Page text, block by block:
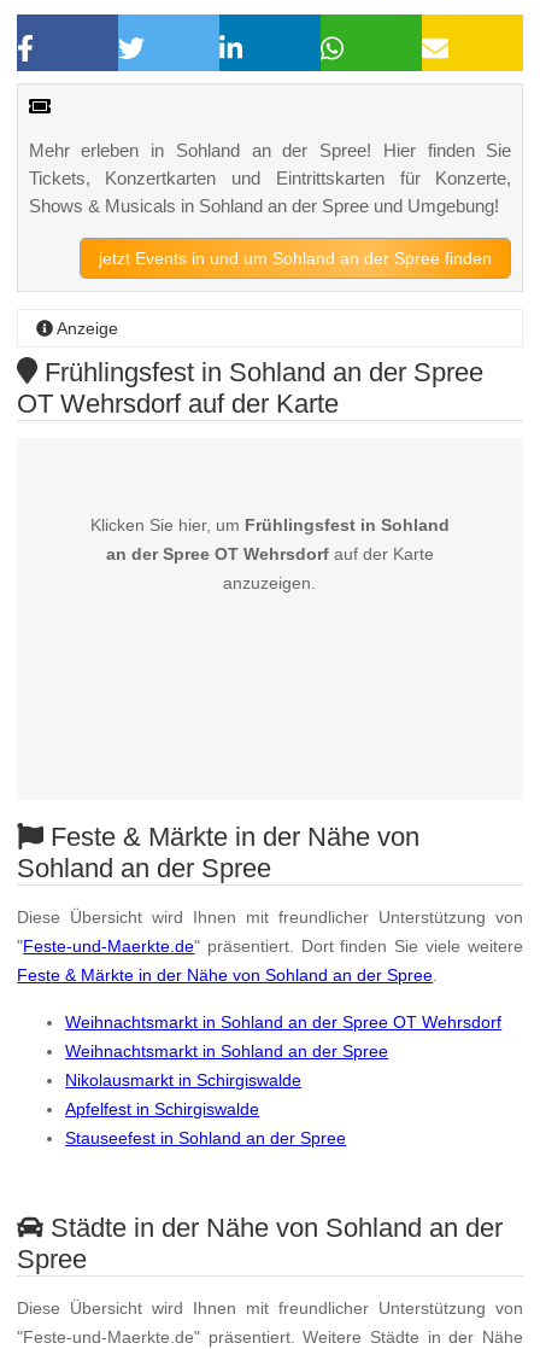
Mehr erleben in Sohland an der Spree! Hier finden Sie
Tickets, Konzertkarten und Eintrittskarten für Konzerte,
Shows & Musicals in Sohland an der Spree und Umgebung!
jetzt Events in und um Sohland an der Spree finden
Anzeige
Frühlingsfest in Sohland an der Spree
OT Wehrsdorf auf der Karte
Klicken Sie hier, um Frühlingsfest in Sohland
an der Spree OT Wehrsdorfauf der Karte
anzuzeigen.
Feste & Märkte in der Nähe von
Sohland an der Spree
Diese Übersicht wird Ihnen mit freundlicher Unterstützung von
"Feste-und-Maerkte.de" präsentiert. Dort finden Sie viele weitere
Feste & Märkte in der Nähe von Sohland an der Spree.
Weihnachtsmarkt in Sohland an der Spree OT Wehrsdorf
Weihnachtsmarkt in Sohland an der Spree
Nikolausmarkt in Schirgiswalde
Apfelfest in Schirgiswalde
Stauseefest in Sohland an der Spree
Städte in der Nähe von Sohland an der
Spree
Diese Übersicht wird Ihnen mit freundlicher Unterstützung von
"Feste-und-Maerkte.de" präsentiert. Weitere Städte in der Nähe